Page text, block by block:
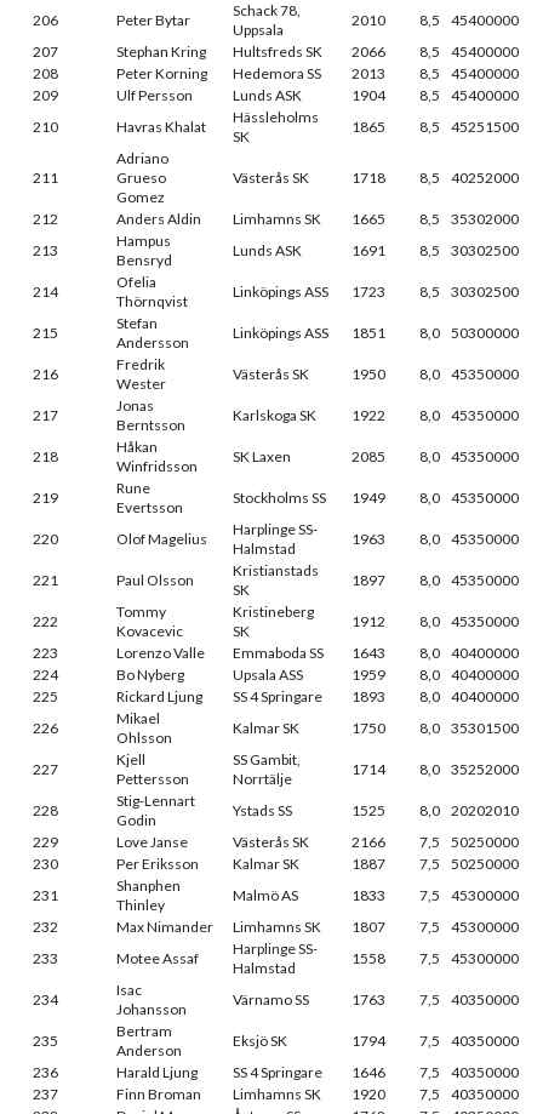
206 Peter Bytar
Schack 78,
Uppsala
2010 8,5
45400000
207
Stephan Kring Hultsfreds SK 2066 8,5
45400000
208
Peter Korning Hedemora SS 2013 8,5
45400000
209
Ulf Persson Lunds ASK 1904 8,5
45400000
210
Havras Khalat
Hässleholms
SK
1865 8,5 45251500
211
Adriano
Grueso
Gomez
Västerås SK 1718 8,5 40252000
212 Anders Aldin Limhamns SK 1665 8,5
35302000
213
Hampus
Bensryd
Lunds ASK 1691 8,5 30302500
214
Ofelia
Thörnqvist
Linköpings ASS 1723 8,5 30302500
215
Stefan
Andersson
Linköpings ASS 1851 8,0 50300000
216
Fredrik
Wester
Västerås SK 1950 8,0 45350000
217
Jonas
Berntsson
Karlskoga SK 1922 8,0 45350000
218
Håkan
Winfridsson
SK Laxen 2085 8,0 45350000
219
Rune
Evertsson
Stockholms SS 1949 8,0 45350000
220 Olof Magelius
Harplinge SS-
Halmstad
1963 8,0 45350000
221 Paul Olsson
Kristianstads
SK
1897 8,0 45350000
222
Tommy
Kovacevic
Kristineberg
SK
1912 8,0 45350000
223
Lorenzo Valle Emmaboda SS 1643 8,0 40400000
224
Bo Nyberg Upsala ASS 1959 8,0 40400000
225
Rickard Ljung SS 4 Springare 1893 8,0 40400000
226
Mikael
Ohlsson
Kalmar SK 1750 8,0 35301500
227
Kjell
Pettersson
SS Gambit,
Norrtälje
1714 8,0 35252000
228
Stig-Lennart
Godin
Ystads SS 1525 8,0 20202010
229
Love Janse Västerås SK 2166 7,5
50250000
230
Per Eriksson Kalmar SK 1887 7,5
50250000
231
Shanphen
Thinley
Malmö AS 1833 7,5
45300000
232
Max Nimander Limhamns SK 1807 7,5
45300000
233
Motee Assaf
Harplinge SS-
Halmstad
1558 7,5 45300000
234
Isac
Johansson
Värnamo SS 1763 7,5 40350000
235
Bertram
Anderson
Eksjö SK 1794 7,5
40350000
236
Harald Ljung SS 4 Springare 1646 7,5
40350000
237
Finn Broman Limhamns SK 1920 7,5
40350000